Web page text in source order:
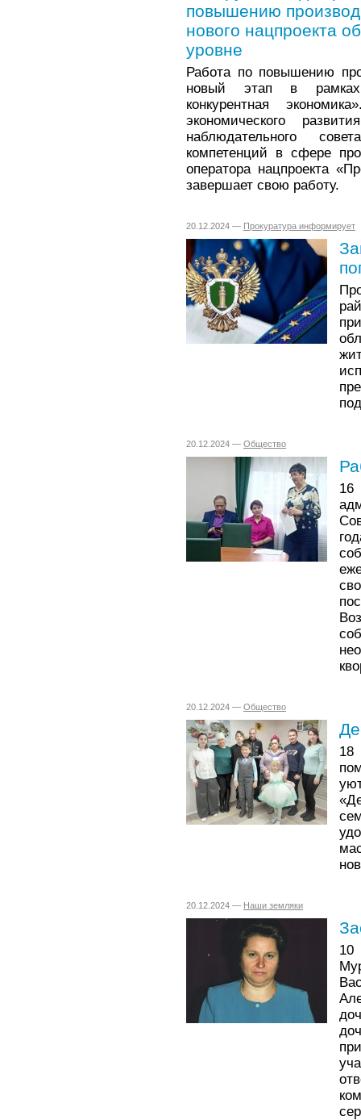
повышению
нового нацпроекта
уровне
Работа по повышению
новый этап в
конкурентная
экономического
наблюдательного
компетенций в сфере
оператора нацпроекта
завершает свою работу.
20.12.2024 — Прокуратура информирует
20.12.2024 — Общество
20.12.2024 — Общество
18
20.12.2024 — Наши земляки